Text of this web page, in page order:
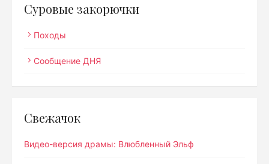
Суровые закорючки
Походы
Сообщение ДНЯ
Свежачок
Видео-версия драмы: Влюбленный Эльф